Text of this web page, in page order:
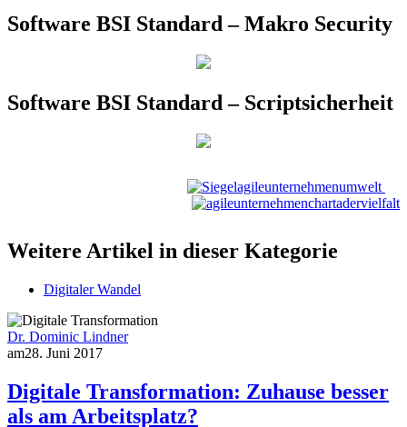
Software BSI Standard – Makro Security
Software BSI Standard – Scriptsicherheit
Weitere Artikel in dieser Kategorie
Digitaler Wandel
Dr. Dominic Lindner
am28. Juni 2017
Digitale Transformation: Zuhause besser
als am Arbeitsplatz?